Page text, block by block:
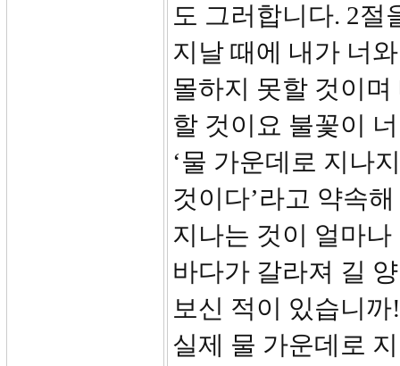
도 그러합니다. 2절
지날 때에 내가 너
몰하지 못할 것이
할 것이요 불꽃이
‘물 가운데로 지나
것이다’라고 약속
지나는 것이 얼마
바다가 갈라져 길
보신 적이 있습니
실제 물 가운데로